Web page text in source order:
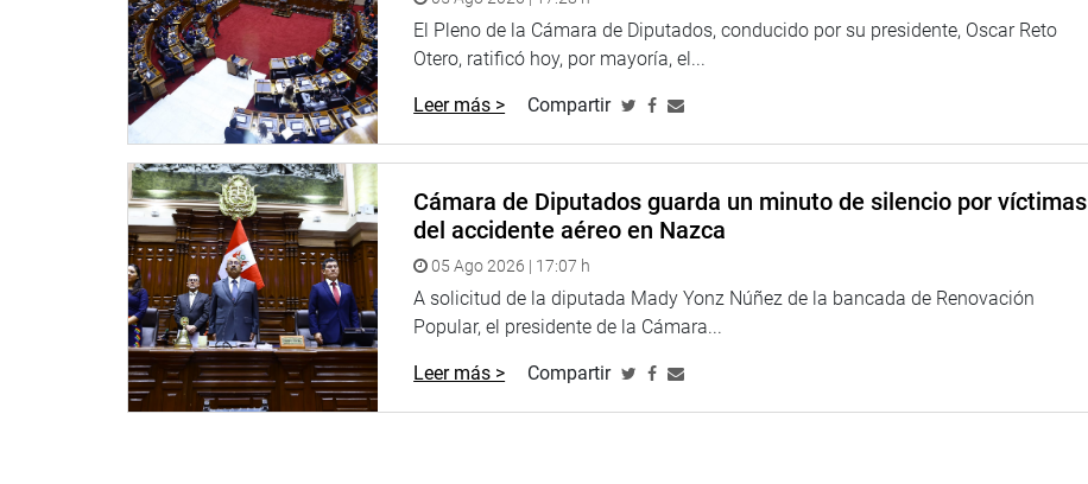
El Pleno de la Cámara de Diputados, conducido por su presidente, Oscar Reto
Otero, ratificó hoy, por mayoría, el...
Leer más > Compartir
Cámara de Diputados guarda un minuto de silencio por víctimas
del accidente aéreo en Nazca
05 Ago 2026 | 17:07 h
A solicitud de la diputada Mady Yonz Núñez de la bancada de Renovación
Popular, el presidente de la Cámara...
Leer más > Compartir